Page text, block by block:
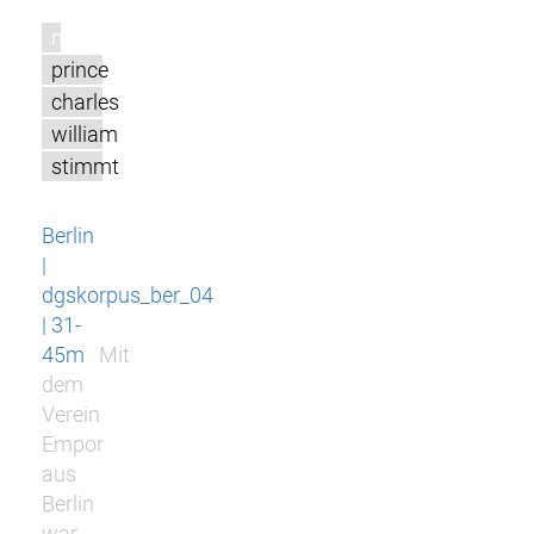
m
prince
charles
william
stimmt
Berlin
|
dgskorpus_ber_04
| 31-
45m
Mit
dem
Verein
Empor
aus
Berlin